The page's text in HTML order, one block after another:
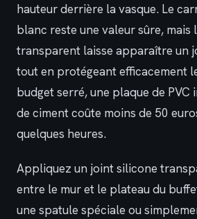
hauteur derrière la vasque. Le
blanc reste une valeur sûre, mais
transparent laisse apparaître un
tout en protégeant efficacement
budget serré, une plaque de
de ciment coûte moins de 50
quelques heures.
Appliquez un joint silicone
entre le mur et le plateau du
une spatule spéciale ou